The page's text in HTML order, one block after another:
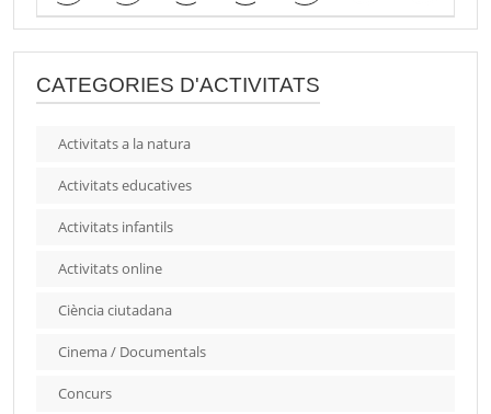
CATEGORIES D'ACTIVITATS
Activitats a la natura
Activitats educatives
Activitats infantils
Activitats online
Ciència ciutadana
Cinema / Documentals
Concurs